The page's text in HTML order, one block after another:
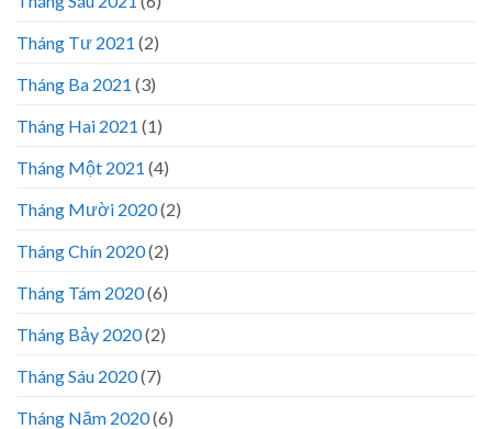
Tháng Tư 2021 (2)
Tháng Ba 2021 (3)
Tháng Hai 2021 (1)
Tháng Một 2021 (4)
Tháng Mười 2020(2)
Tháng Chín 2020(2)
Tháng Tám 2020(6)
Tháng Bảy 2020(2)
Tháng Sáu 2020(7)
Tháng Năm 2020(6)